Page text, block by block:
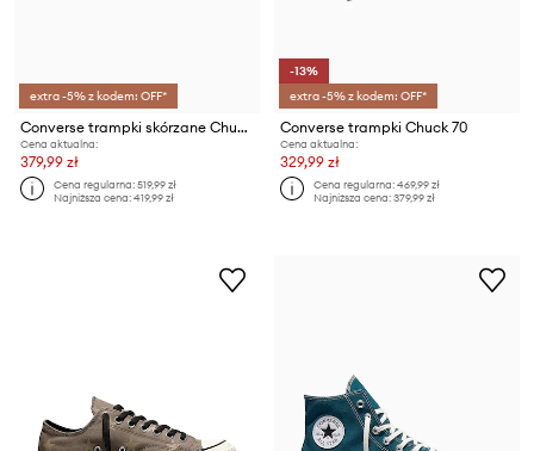
extra -5% z kodem: OFF*
Converse trampki skórzane Chuck 70
Cena aktualna:
379,99 zł
Cena regularna:519,99 zł
Najniższa cena:419,99 zł
-13%
extra -5% z kodem: OFF*
Converse trampki Chuck 70
Cena aktualna:
329,99 zł
Cena regularna:469,99 zł
Najniższa cena:379,99 zł